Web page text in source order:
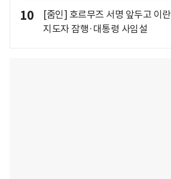
10
[줌인] 호르무즈 서명 앞두고 이
지도자 잠행·대통령 사임설